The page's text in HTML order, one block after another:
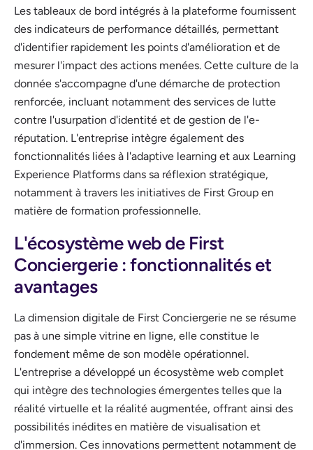
Les tableaux de bord intégrés à la plateforme fournissent
des indicateurs de performance détaillés, permettant
d'identifier rapidement les points d'amélioration et de
mesurer l'impact des actions menées. Cette culture de la
donnée s'accompagne d'une démarche de protection
renforcée, incluant notamment des services de lutte
contre l'usurpation d'identité et de gestion de l'e-
réputation. L'entreprise intègre également des
fonctionnalités liées à l'adaptive learning et aux Learning
Experience Platforms dans sa réflexion stratégique,
notamment à travers les initiatives de First Group en
matière de formation professionnelle.
L'écosystème web de First
Conciergerie : fonctionnalités et
avantages
La dimension digitale de First Conciergerie ne se résume
pas à une simple vitrine en ligne, elle constitue le
fondement même de son modèle opérationnel.
L'entreprise a développé un écosystème web complet
qui intègre des technologies émergentes telles que la
réalité virtuelle et la réalité augmentée, offrant ainsi des
possibilités inédites en matière de visualisation et
d'immersion. Ces innovations permettent notamment de